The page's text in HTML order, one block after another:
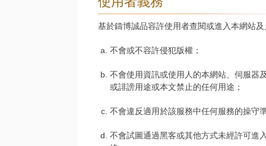
基於鑄博誠品容許使用者查閱或進入本網站
不會或不容許侵犯版權；
不會使用資訊或使用人的本網站、伺服器
或誹謗用途或本文禁止的任何用途；
不會違反適用於該服務中任何服務的操守
不會試圖通過黑客或其他方式未經許可進